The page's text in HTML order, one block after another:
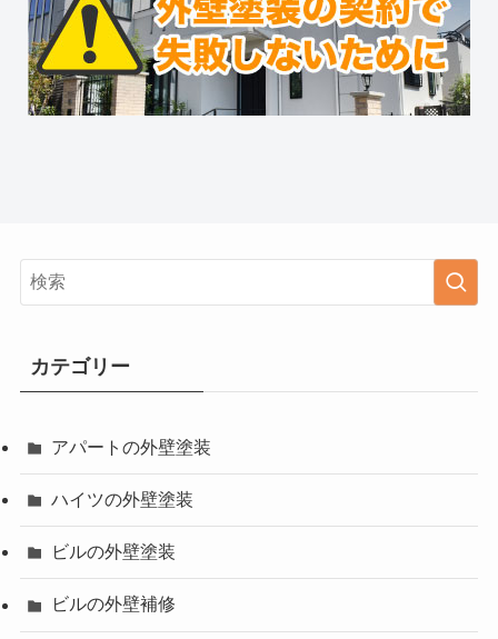
カテゴリー
アパートの外壁塗装
ハイツの外壁塗装
ビルの外壁塗装
ビルの外壁補修